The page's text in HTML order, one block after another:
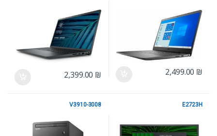
Dell
2,499.00 ₪
Dell
2,399.00 ₪
Dell
E2723H
V3910-3008